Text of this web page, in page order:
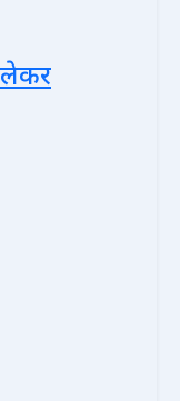
लेकर